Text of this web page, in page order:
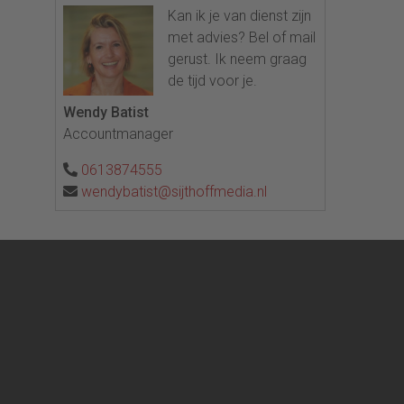
Kan ik je van dienst zijn
met advies? Bel of mail
gerust. Ik neem graag
de tijd voor je.
Wendy Batist
Accountmanager
0613874555
wendybatist@sijthoffmedia.nl